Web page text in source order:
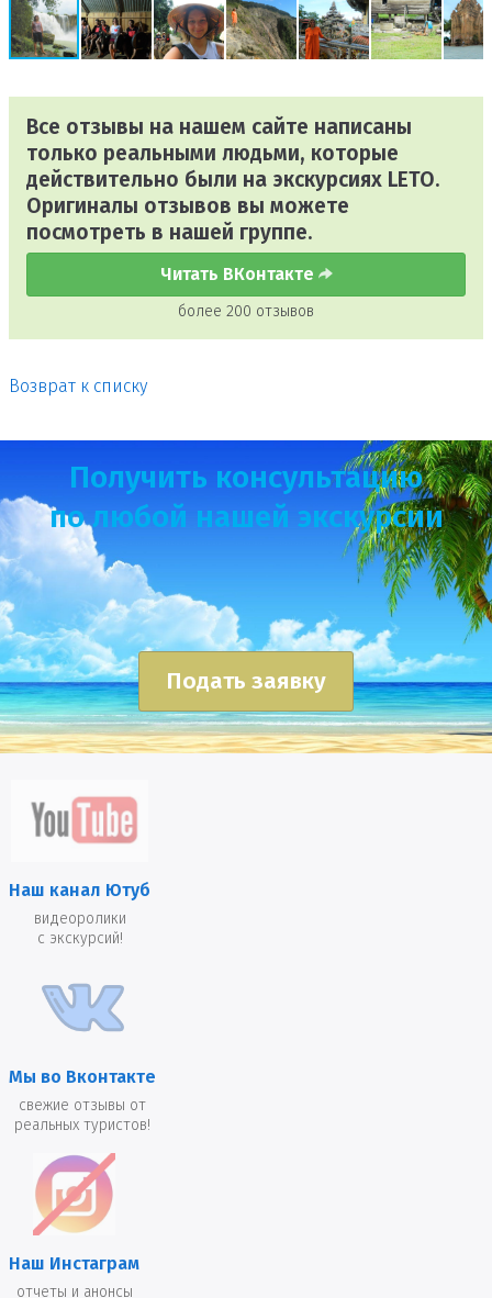
Все отзывы на нашем сайте написаны
только реальными людьми, которые
действительно были на экскурсиях LETO.
Оригиналы отзывов вы можете
посмотреть в нашей группе.
Читать ВКонтакте
более 200 отзывов
Возврат к списку
Получить консультацию
по любой нашей экскурсии
Подать заявку
Наш канал Ютуб
видеоролики
с экскурсий!
Мы во Вконтакте
свежие отзывы от
реальных туристов!
Наш Инстаграм
отчеты и анонсы